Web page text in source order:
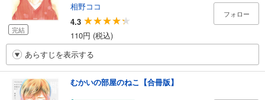
完結
相野ココ
4.3
110円 (税込)
フォロー
あらすじを表示する
むかいの部屋のねこ【合冊版】